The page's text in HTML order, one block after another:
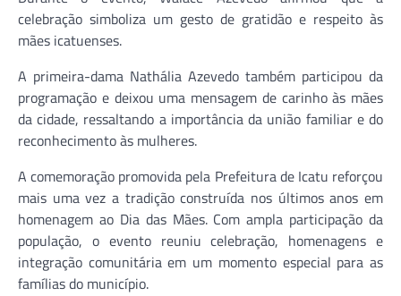
celebração simboliza um gesto de gratidão e respeito às
mães icatuenses.
A primeira-dama Nathália Azevedo também participou da
programação e deixou uma mensagem de carinho às mães
da cidade, ressaltando a importância da união familiar e do
reconhecimento às mulheres.
A comemoração promovida pela Prefeitura de Icatu reforçou
mais uma vez a tradição construída nos últimos anos em
homenagem ao Dia das Mães. Com ampla participação da
população, o evento reuniu celebração, homenagens e
integração comunitária em um momento especial para as
famílias do município.